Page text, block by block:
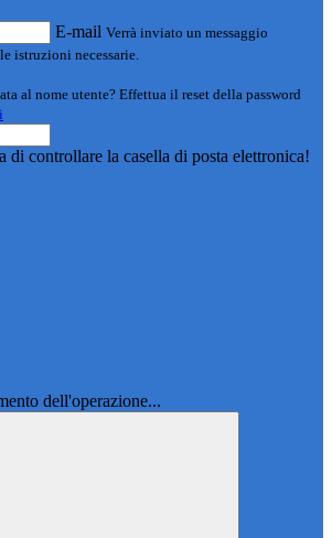
E-mail Verrà inviato un messaggio
istruzioni necessarie.
al nome utente? Effettua il reset della password
di controllare la casella di posta elettronica!
dell'operazione...